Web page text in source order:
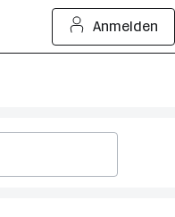
Anmelden